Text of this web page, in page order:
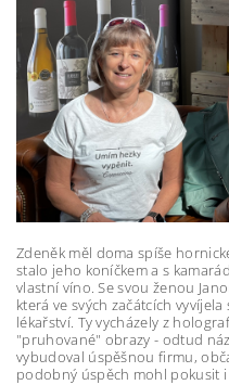
Zdeněk měl doma spíše
stalo jeho koníčkem a s
vlastní víno. Se svou ženou
která ve svých začátcích
lékařství. Ty vycházely z
"pruhované" obrazy - odtud
vybudoval úspěšnou firmu,
podobný úspěch mohl pokusit i